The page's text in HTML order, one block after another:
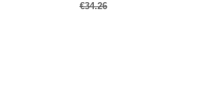
€34.26